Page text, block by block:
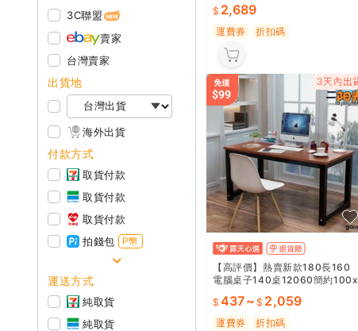
3C聯盟
賣家
台灣賣家
出貨地
海外出貨
付款方式
取貨付款
取貨付款
取貨付款
拍錢包
P幣
運送方式
純取貨
純取貨
檢修 高精度輸出
2,689
運費券 折扣碼
【高評價】熱賣新款180長160
電腦桌子140桌12060簡約100x
437~ 2,059
運費券
折扣碼